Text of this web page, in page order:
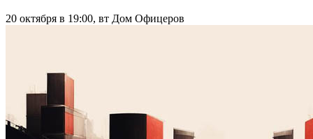
20 октября в 19:00, вт Дом Офицеров